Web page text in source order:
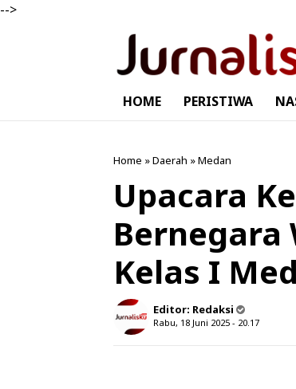
-->
HOME PERISTIWA
Home »Daerah »Medan
Upacara
Bernegara
Kelas I
Editor: Redaksi
Rabu, 18 Juni 2025 - 20.17